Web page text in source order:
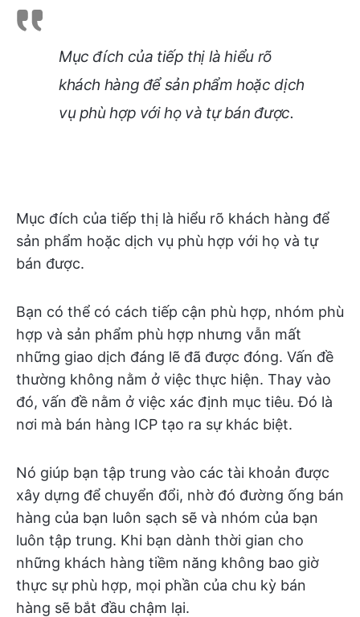
Mục đích của tiếp thị là hiểu rõ
khách hàng để sản phẩm hoặc dịch
vụ phù hợp với họ và tự bán được.
Mục đích của tiếp thị là hiểu rõ khách hàng để
sản phẩm hoặc dịch vụ phù hợp với họ và tự
bán được.
Bạn có thể có cách tiếp cận phù hợp, nhóm phù
hợp và sản phẩm phù hợp nhưng vẫn mất
những giao dịch đáng lẽ đã được đóng. Vấn đề
thường không nằm ở việc thực hiện. Thay vào
đó, vấn đề nằm ở việc xác định mục tiêu. Đó là
nơi mà bán hàng ICP tạo ra sự khác biệt.
Nó giúp bạn tập trung vào các tài khoản được
xây dựng để chuyển đổi, nhờ đó đường ống bán
hàng của bạn luôn sạch sẽ và nhóm của bạn
luôn tập trung. Khi bạn dành thời gian cho
những khách hàng tiềm năng không bao giờ
thực sự phù hợp, mọi phần của chu kỳ bán
hàng sẽ bắt đầu chậm lại.